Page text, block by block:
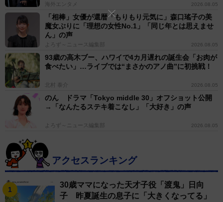
EXILE AKIRA（撮影・坂部計介）
海外エンタメ 2026.08.05
「相棒」女優が還暦「もりもり元気に」森口瑤子の美
魔女ぶりに「理想の女性No.1」「同じ年とは思えませ
ん」の声
よろず～ニュース編集部 2026.08.05
93歳の高木ブー、ハワイで4カ月遅れの誕生会「お肉が
食べたい」…ライブでは“まさかのアノ曲”に初挑戦！
北村 泰介 2026.08.05
のん ドラマ「Tokyo middle 30」オフショット公開
→「なんたるステキ着こなし」「大好き」の声
よろず～ニュース編集部 2026.08.05
アクセスランキング
30歳ママになった天才子役「渡鬼」日向
子 昨夏誕生の息子に「大きくなってる」